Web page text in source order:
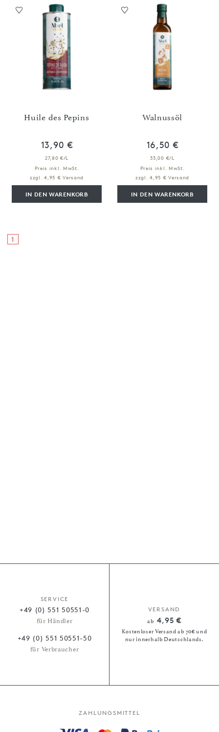
Huile des Pepins
13,90 €
27,80 €/L
Preis inkl. MwSt.
zzgl. 4,95 € Versand
IN DEN WARENKORB
Walnussöl
16,50 €
33,00 €/L
Preis inkl. MwSt.
zzgl. 4,95 € Versand
IN DEN WARENKORB
1
SERVICE
+49 (0) 551 50551-0
für Händler
+49 (0) 551 50551-50
für Verbraucher
VERSAND
ab 4,95 €
Kostenloser Versand ab 70€ und
nur innerhalb Deutschlands.
ZAHLUNGSMITTEL